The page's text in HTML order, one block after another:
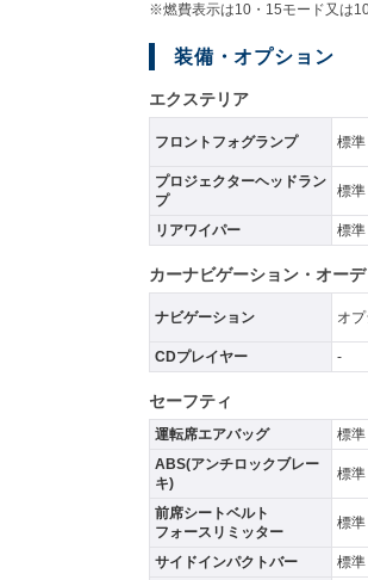
※燃費表示は10・15モード又は
装備・オプション
エクステリア
フロントフォグランプ 標準
プロジェクターヘッドラン
プ
標準
リアワイパー 標準
カーナビゲーション・オー
ナビゲーション オ
CDプレイヤー -
セーフティ
運転席エアバッグ 標準
ABS(アンチロックブレー
キ)
標準
前席シートベルト
フォースリミッター
標準
サイドインパクトバー 標準